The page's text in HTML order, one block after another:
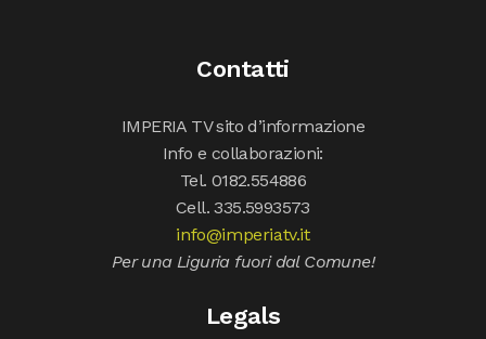
Contatti
IMPERIA TV sito d’informazione
Info e collaborazioni:
Tel. 0182.554886
Cell. 335.5993573
info@imperiatv.it
Per una Liguria fuori dal Comune!
Legals